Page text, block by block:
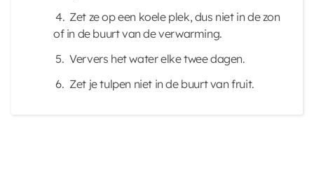
Zet ze op een koele plek, dus niet in de zon
of in de buurt van de verwarming.
Ververs het water elke twee dagen.
Zet je tulpen niet in de buurt van fruit.